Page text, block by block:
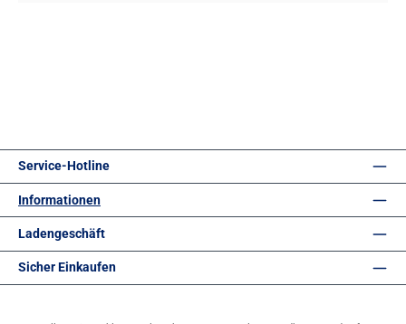
Service-Hotline
Informationen
Ladengeschäft
Sicher Einkaufen